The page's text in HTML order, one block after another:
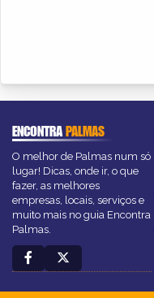
ENCONTRAPALMAS
O melhor de Palmas num só
lugar! Dicas, onde ir, o que
fazer, as melhores
empresas, locais, serviços e
muito mais no guia Encontra
Palmas.